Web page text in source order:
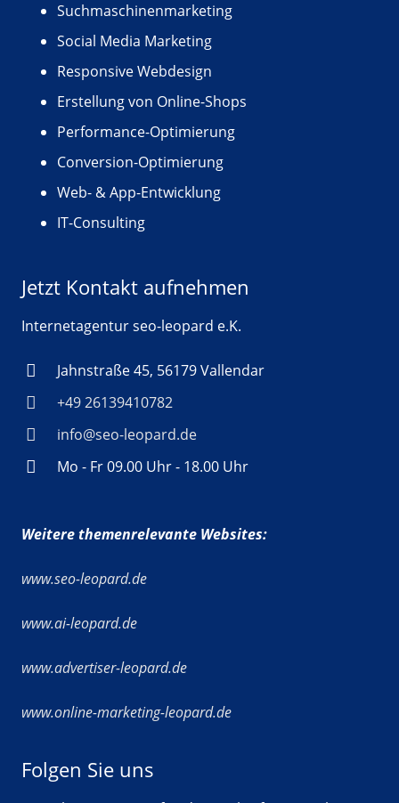
Suchmaschinenmarketing
Social Media Marketing
Responsive Webdesign
Erstellung von Online-Shops
Performance-Optimierung
Conversion-Optimierung
Web- & App-Entwicklung
IT-Consulting
Jetzt Kontakt aufnehmen
Internetagentur seo-leopard e.K.
Jahnstraße 45, 56179 Vallendar
+49 26139410782
info@seo-leopard.de
Mo - Fr 09.00 Uhr - 18.00 Uhr
Weitere themenrelevante Websites:
www.seo-leopard.de
www.ai-leopard.de
www.advertiser-leopard.de
www.online-marketing-leopard.de
Folgen Sie uns